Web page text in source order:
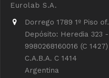
Eurolab S.A.
Dorrego 1789 1º Piso
Depósito: Heredia 323
9980268160016 (C
C.A.B.A. C 1414
Argentina